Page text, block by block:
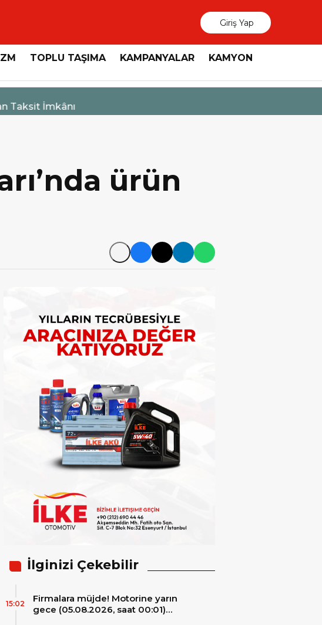
Giriş Yap
TOPLU TAŞIMA KAMPANYALAR KAMYON
İmkânı
ürün
İlginizi Çekebilir
Firmalara müjde! Motorine yarın
gece (05.08.2026, saat 00:01)
15:02